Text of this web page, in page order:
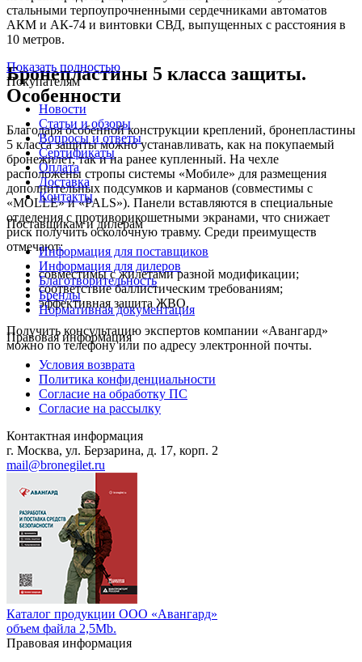
стальными терпоупрочненными сердечниками автоматов
АКМ и АК-74 и винтовки СВД, выпущенных с расстояния в
10 метров.
Бронепластины 5 класса защиты.
Особенности
Благодаря особенной конструкции креплений, бронепластины
5 класса защиты можно устанавливать, как на покупаемый
бронежилет, так и на ранее купленный. На чехле
расположены стропы системы «Мобиле» для размещения
дополнительных подсумков и карманов (совместимы с
«MOLLE» и «PALS»). Панели вставляются в специальные
отделения с противорикошетными экранами, что снижает
риск получить осколочную травму. Среди преимуществ
отмечают:
совместимы с жилетами разной модификации;
соответствие баллистическим требованиям;
эффективная защита ЖВО.
Получить консультацию экспертов компании «Авангард»
можно по телефону или по адресу электронной почты.
Показать полностью
Покупателям
Новости
Статьи и обзоры
Вопросы и ответы
Сертификаты
Оплата
Доставка
Контакты
Поставщикам и дилерам
Информация для поставщиков
Информация для дилеров
Благотворительность
Бренды
Нормативная документация
Правовая информация
Условия возврата
Политика конфиденциальности
Согласие на обработку ПС
Согласие на рассылку
Контактная информация
г. Москва, ул. Берзарина, д. 17, корп. 2
mail@bronegilet.ru
Каталог продукции ООО «Авангард»
объем файла 2,5Mb.
Правовая информация